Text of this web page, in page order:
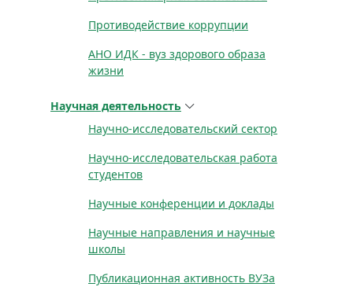
Противодействие коррупции
АНО ИДК - вуз здорового образа
жизни
Научная деятельность
Научно-исследовательский сектор
Научно-исследовательская работа
студентов
Научные конференции и доклады
Научные направления и научные
школы
Публикационная активность ВУЗа